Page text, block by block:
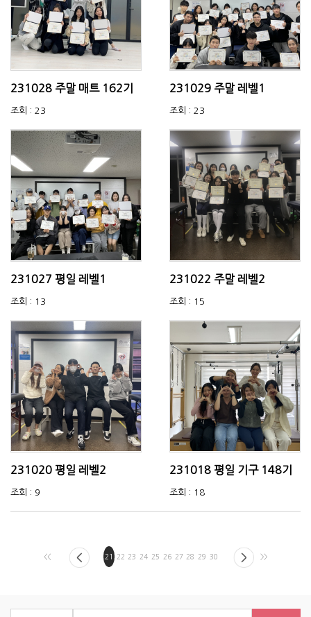
231028 주말 매트 162기
조회 : 23
231029 주말 레벨1
조회 : 23
231027 평일 레벨1
조회 : 13
231022 주말 레벨2
조회 : 15
231020 평일 레벨2
조회 : 9
231018 평일 기구 148기
조회 : 18
<< 21 22 23 24 25 26 27 28 29 30 >>